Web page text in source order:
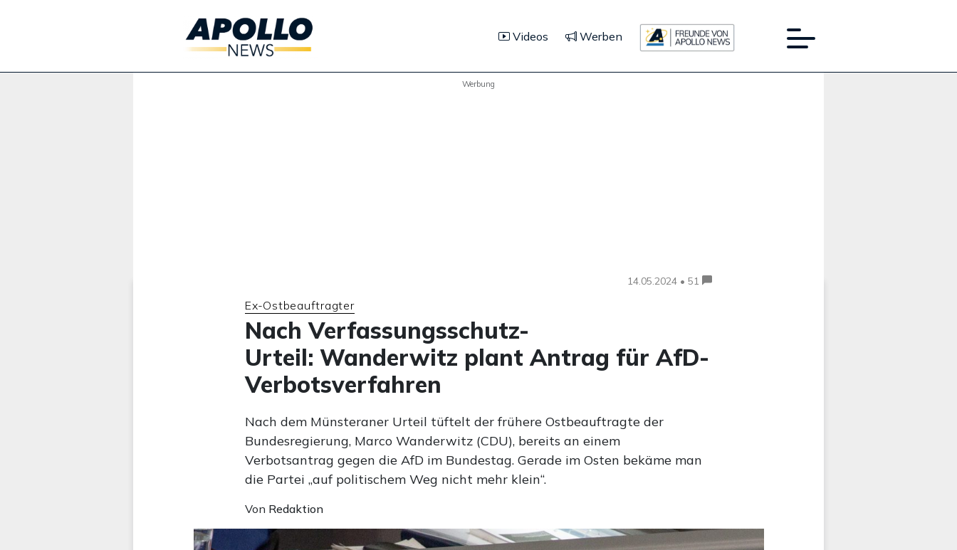
Videos Werben
Werbung
14.05.2024 • 51
Ex-Ostbeauftragter
Nach Verfassungsschutz-
Urteil: Wanderwitz plant Antrag für AfD-
Verbotsverfahren
Nach dem Münsteraner Urteil tüftelt der frühere Ostbeauftragte der
Bundesregierung, Marco Wanderwitz (CDU), bereits an einem
Verbotsantrag gegen die AfD im Bundestag. Gerade im Osten bekäme man
die Partei „auf politischem Weg nicht mehr klein“.
Von Redaktion